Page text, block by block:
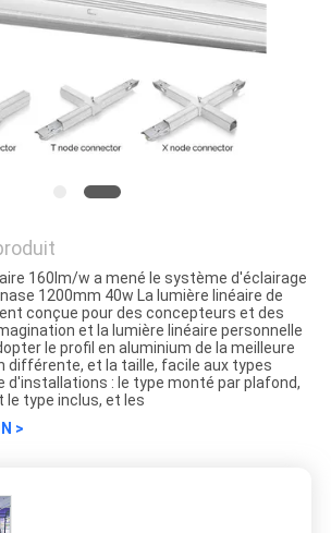
160lm/w a mené le système d'éclairage
1200mm 40w La lumière linéaire de
conçue pour des concepteurs et des
et la lumière linéaire personnelle
le profil en aluminium de la meilleure
différente, et la taille, facile aux types
d'installations : le type monté par plafond,
le type inclus, et les
>